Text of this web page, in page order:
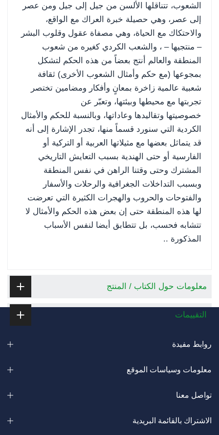
الشعوب، تتناقلها الألسن من جيل إلى جيل ومن عصر
إلى عصر، وهي حصيلة خبرة العراك مع الواقع،
والاحتكاك مع الحياة، وهي مصفاة عقول وقلوب البشر
– منتجيها – ، والشعب الكردي كغيره من شعوب
المنطقة والعالم أنتج بعضاً من هذه الحكم لتشكل
بمجوعها (مع حكم وأمثال الشعوب الأخرى) ثقافة
شعبية عالمية زاخرة بمعانٍ وأفكار ومضامين تختصر
تجربتها مع محيطها وبيئتها، وتعبّر عن
خصوصيتها وتقاليدها وعاداتها، وبالنسبة للحكم والأمثال
الكردية التي سنورد قسماً منها، تجدر الإشارة إلى أنه
قد يتماثل بعضها مع مثيلاتها العربية أو التركية أو
الفارسية أو حتى الهندية بسبب التعايش التاريخي
المشترك وحتى وقتنا الراهن في نفس المنطقة
وبسبب التداخلات الجغرافية والرحلات والأسفار
والفتوحات والحروب والهجرات الكثيرة التي تعرضت
لها هذه المنطقة حتى إن بعض هذه الحكم والأمثال لا
تتشابه فحسب، بل تتطابق أيضا لنفس الأسباب
المذكورة ..
معلومات حول الكتاب / المنتج
التقييمات
روابط مفيدة
معلومات وسياسات الموقع
تواصل معنا
الاشتراك بالقائمة البريدية